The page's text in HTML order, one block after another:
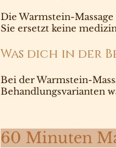
Die Warmstein-
Sie ersetzt keine
Was dich in der
Bei der Warmstein-
Behandlungsvarianten
60 Minuten